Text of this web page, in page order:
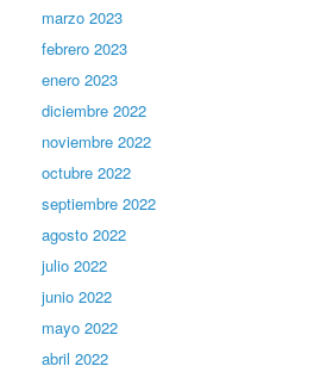
marzo 2023
febrero 2023
enero 2023
diciembre 2022
noviembre 2022
octubre 2022
septiembre 2022
agosto 2022
julio 2022
junio 2022
mayo 2022
abril 2022